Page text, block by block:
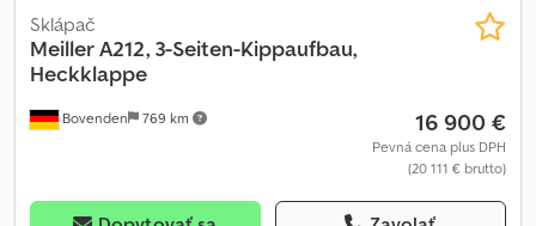
Bovenden 769 km
Sklápač
MeillerA212, 3-Seiten-Kippaufbau,
Heckklappe
16 900 €
Pevná cena plus DPH
(20 111 € brutto)